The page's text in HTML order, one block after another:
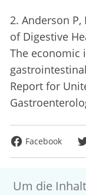
2. Anderson P,
of Digestive
The economic
Report for
Facebook
Um die